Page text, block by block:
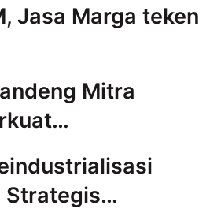
Jasa Marga teken
Mitra
Strategis…